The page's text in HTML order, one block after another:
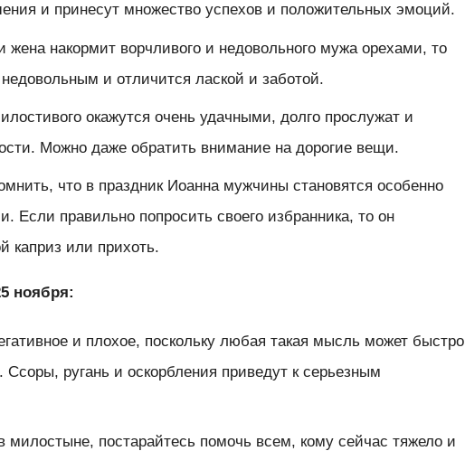
и принесут множество успехов и положительных эмоций.
жена накормит ворчливого и недовольного мужа орехами, то
и отличится лаской и заботой.
окажутся очень удачными, долго прослужат и
Можно даже обратить внимание на дорогие вещи.
что в праздник Иоанна мужчины становятся особенно
правильно попросить своего избранника, то он
каприз или прихоть.
ноября:
и плохое, поскольку любая такая мысль может быстро
Ссоры, ругань и оскорбления приведут к серьезным
милостыне, постарайтесь помочь всем, кому сейчас тяжело и